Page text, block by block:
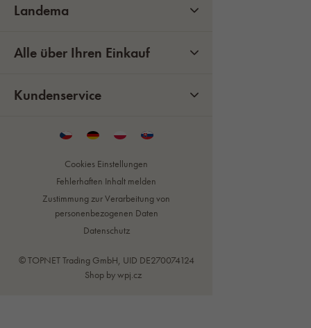
Landema
Alle über Ihren Einkauf
Kundenservice
© TOPNET Trading GmbH, UID DE270074124
Cookies Einstellungen
Fehlerhaften Inhalt melden
Zustimmung zur Verarbeitung von
personenbezogenen Daten
Datenschutz
Shop bywpj.cz